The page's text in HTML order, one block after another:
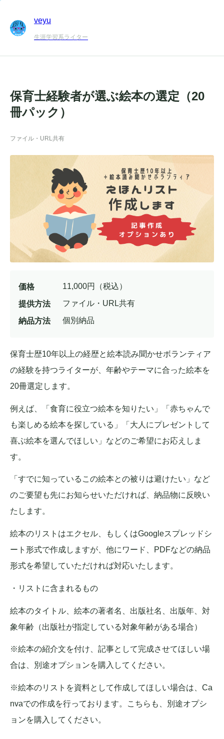
veyu
生涯学習系ライター
保育士経験者が選ぶ絵本の選定（20
冊パック）
ファイル・URL共有
価格 11,000円（税込）
提供方法 ファイル・URL共有
納品方法 個別納品
保育士歴10年以上の経歴と絵本読み聞かせボランティア
の経験を持つライターが、年齢やテーマに合った絵本を
20冊選定します。
例えば、「食育に役立つ絵本を知りたい」「赤ちゃんで
も楽しめる絵本を探している」「大人にプレゼントして
喜ぶ絵本を選んでほしい」などのご希望にお応えしま
す。
「すでに知っているこの絵本との被りは避けたい」など
のご要望も先にお知らせいただければ、納品物に反映い
たします。
絵本のリストはエクセル、もしくはGoogleスプレッドシ
ート形式で作成しますが、他にワード、PDFなどの納品
形式を希望していただければ対応いたします。
・リストに含まれるもの
絵本のタイトル、絵本の著者名、出版社名、出版年、対
象年齢（出版社が指定している対象年齢がある場合）
※絵本の紹介文を付け、記事として完成させてほしい場
合は、別途オプションを購入してください。
※絵本のリストを資料として作成してほしい場合は、Ca
nvaでの作成を行っております。こちらも、別途オプシ
ョンを購入してください。